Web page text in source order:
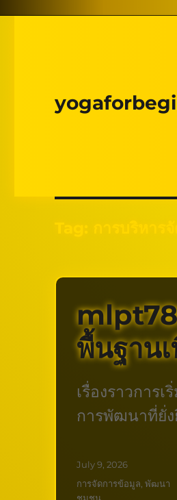
พื้นฐาน
เรื่องราวการ
การพัฒนาที่ยั่
Posted
July 9, 2026
Categories
การจัดการข้อมูล,พัฒนา